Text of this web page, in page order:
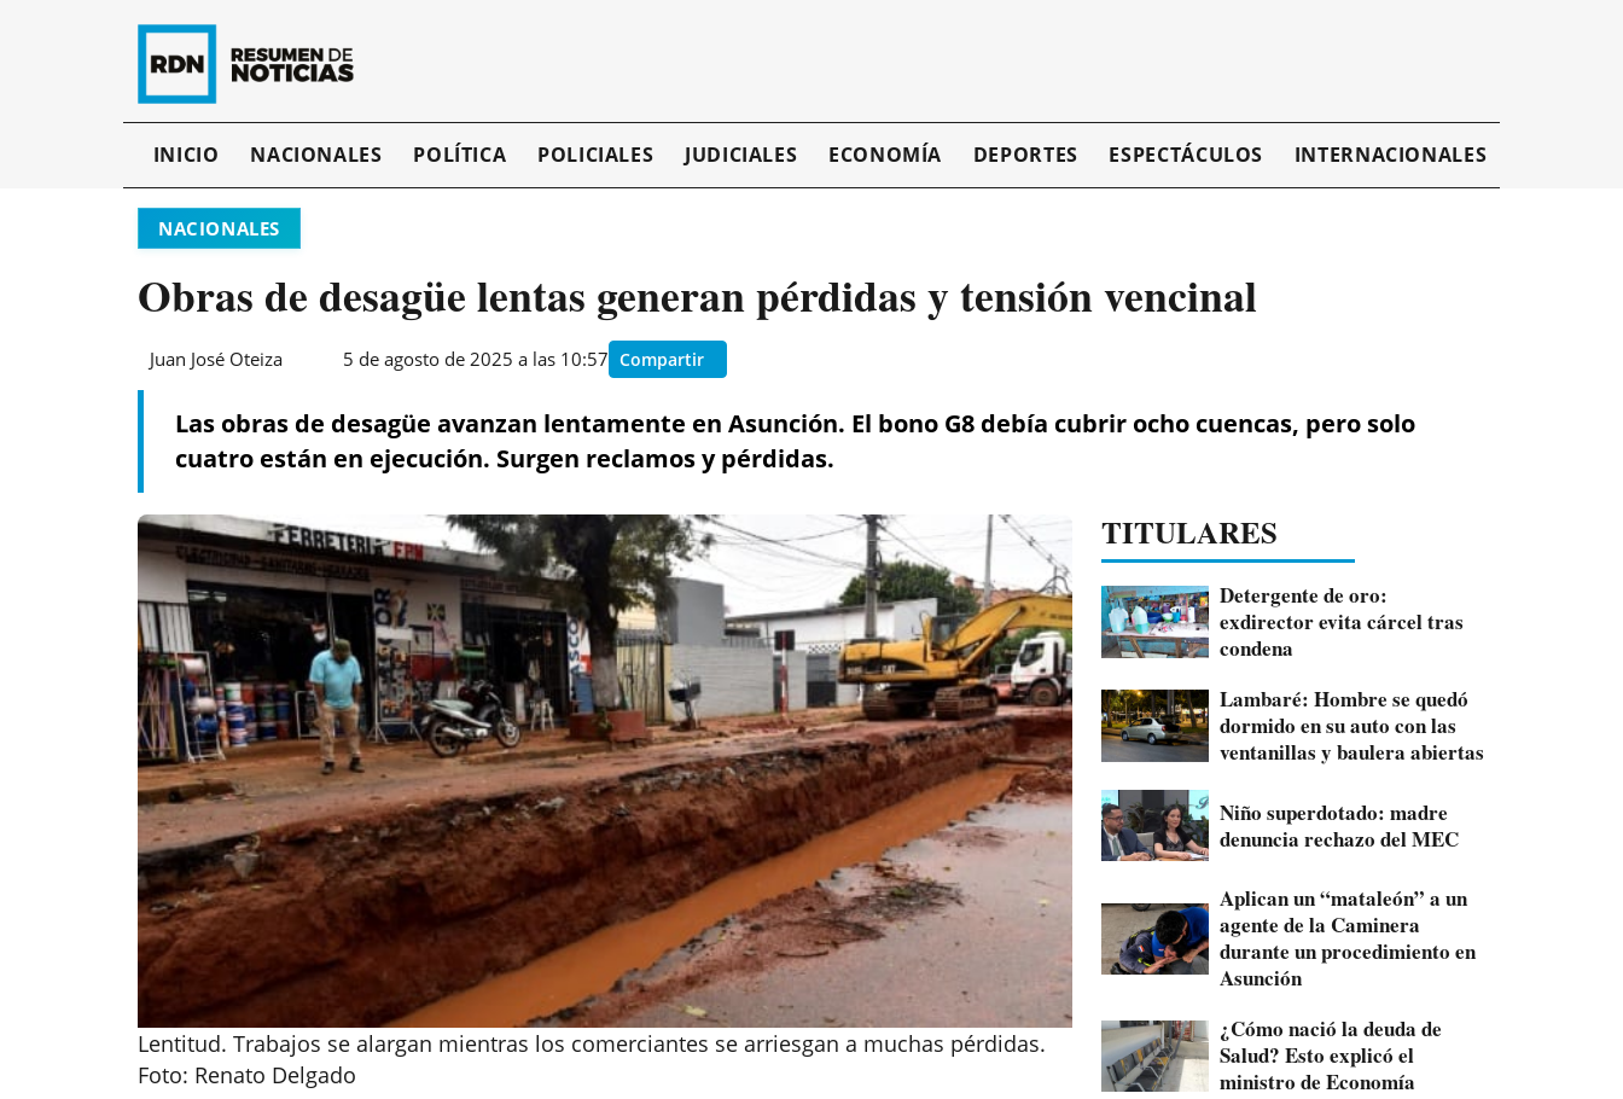
INICIO NACIONALES POLÍTICA POLICIALES JUDICIALES ECONOMÍA DEPORTES ESPECTÁCULOS INTERNACIONALES
NACIONALES
Obras de desagüe lentas generan pérdidas y tensión vencinal
Juan José Oteiza 5 de agosto de 2025 a las 10:57 Compartir
Las obras de desagüe avanzan lentamente en Asunción. El bono G8 debía cubrir ocho cuencas, pero solo
cuatro están en ejecución. Surgen reclamos y pérdidas.
Lentitud. Trabajos se alargan mientras los comerciantes se arriesgan a muchas pérdidas.
Foto: Renato Delgado
TITULARES
Detergente de oro:
exdirector evita cárcel tras
condena
Lambaré: Hombre se quedó
dormido en su auto con las
ventanillas y baulera abiertas
Niño superdotado: madre
denuncia rechazo del MEC
Aplican un “mataleón” a un
agente de la Caminera
durante un procedimiento en
Asunción
¿Cómo nació la deuda de
Salud? Esto explicó el
ministro de Economía